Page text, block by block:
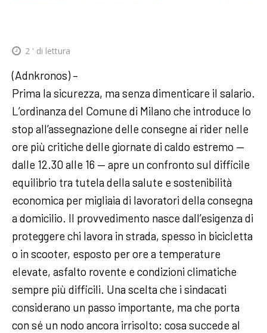
2 ' di lettura
(Adnkronos) –
Prima la sicurezza, ma senza dimenticare il salario.
L’ordinanza del Comune di Milano che introduce lo
stop all’assegnazione delle consegne ai rider nelle
ore più critiche delle giornate di caldo estremo —
dalle 12.30 alle 16 — apre un confronto sul difficile
equilibrio tra tutela della salute e sostenibilità
economica per migliaia di lavoratori della consegna
a domicilio. Il provvedimento nasce dall’esigenza di
proteggere chi lavora in strada, spesso in bicicletta
o in scooter, esposto per ore a temperature
elevate, asfalto rovente e condizioni climatiche
sempre più difficili. Una scelta che i sindacati
considerano un passo importante, ma che porta
con sé un nodo ancora irrisolto: cosa succede al